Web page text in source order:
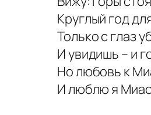
Круглый год
Только с глаз
И увидишь – и
Но любовь к
И люблю я